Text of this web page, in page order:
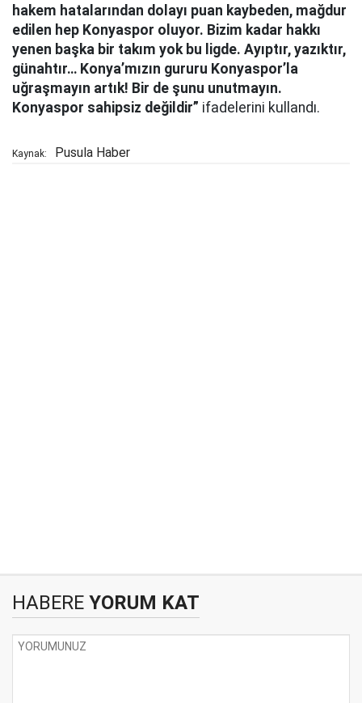
hakem hatalarından dolayı puan kaybeden, mağdur
edilen hep Konyaspor oluyor. Bizim kadar hakkı
yenen başka bir takım yok bu ligde. Ayıptır, yazıktır,
günahtır… Konya’mızın gururu Konyaspor’la
uğraşmayın artık! Bir de şunu unutmayın.
Konyaspor sahipsiz değildir” ifadelerini kullandı.
Kaynak: Pusula Haber
HABERE YORUM KAT